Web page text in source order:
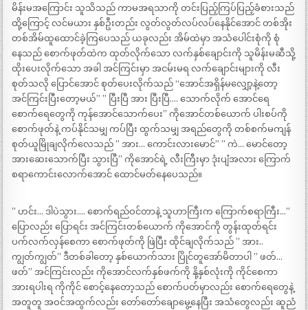
မိန်းမအကြောင်း သူသိသည် ကာမအရသာကို တင်းပြည့်ကြပ်ပြည့်ခံစားသည်
ထို့ကြောင့် လင်မယား နှစ်ဦးတည်း လွတ်လွတ်လပ်လပ်နေနိုင်အောင် တစ်အိုး
တစ်အိမ်ထူထောင်ခဲ့ကြပေသည် ယခုလည်း အိမ်ထဲမှာ အသံပေါင်းစုံကို စုံ
နေသည် စောက်ဖုတ်ထဲက ထုတ်လိုက်သော လက်နှစ်ချောင်းကို သူမိန်းမဆီသို့
ထိုးပေးလိုက်သော အခါ အင်ကြင်းမှာ အငမ်းမရ လက်ချောင်းများကို လီး
စုတ်သလို ပြောင်အောင် စုတ်ပေးလိုက်သည် “အောင်အရှိန်မလျှော့နဲ့တော့
အင်ကြင်းပြီးတော့မယ်” ” ပြီးပြီ အား ပြီးပြီ…. သောက်လိုက် အောင်ရေ
စောက်ရေတွေကို ကုန်အောင်သောက်ပေး” ကိုအောင်တစ်ယောက် ပါးစပ်ကို
စောက်ဖုတ်နဲ့ ကပ်နိုင်သမျှ ကပ်ပြီး ထွက်သမျှ အရည်တွေကို တစ်စက်မကျန်
စုတ်ယူမြိုချလိုက်လေသည် ” အား… ကောင်းလားမောင်” ” ကဲ… မောင်တော့
အားဆေးသောက်ပြီး သွားပြီ” ကိုအောင်ရဲ့ လီးကြီးမှာ ဒုံးပျံအလား ကြောက်
စရာကောင်းလောက်အောင် ထောင်မတ်နေပေသည်။
” ဟင်း… ဒါပဲသွား…. စောက်ရည်ဝင်တာနဲ့ သူဟာကြီးက ကြောက်စရာကြီး…”
ပြောလည်း ပြောရင်း အင်ကြင်းတစ်ယောက် ကိုအောင်ကို တွန်းထုတ်ရင်း
ပက်လက်လှန်စေကာ စောက်ဖုတ်ကို ဖြဲပြီး ထိုင်ချလိုက်သည် ” အား..
ကျွတ်ကျွတ်” ဒီတစ်ခါတော့ နှစ်ယောက်သား ပြိုင်တူအော်မိတာပါ ” ဖတ်…
ဖတ်” အင်ကြင်းလည်း ကိုအောင်လက်နှစ်ဖက်ကို နို့နှစ်လုံးကို ကိုင်စေကာ
အားရပါးရ ကိုကိုင် စောင့်နေတော့သည် စောက်ပတ်မှာလည်း စောက်ရေတွေနဲ့
အတူတူ အဝင်အထွက်လည်း တော်တော်ချောမွေ့နေပြီး အသံတွေလည်း ဆူညံ